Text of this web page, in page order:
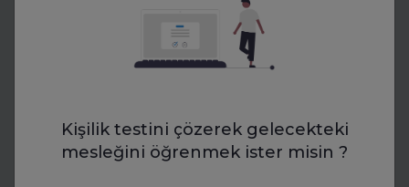
Kişilik testini çözerek gelecekteki
mesleğini öğrenmek ister misin ?
Verimli Çalışma Nedir? Verimli
Çalışma Teknikleri Nelerdir?
odaklanmayı artıran ve üretkenliği maksimize eden
yöntemler sunar. Planlama, önceliklendirme ve dikkat